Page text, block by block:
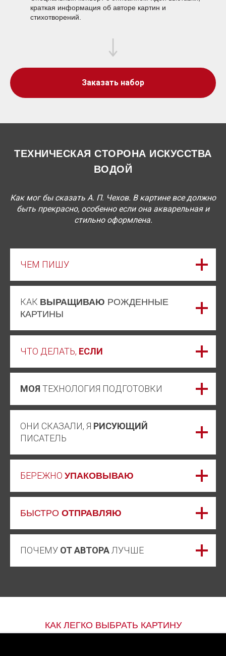
краткая информация об авторе картин и
стихотворений.
Заказать набор
ТЕХНИЧЕСКАЯ СТОРОНА ИСКУССТВА
ВОДОЙ
Как мог бы сказать А. П. Чехов. В картине все должно
быть прекрасно, особенно если она акварельная и
стильно оформлена.
ЧЕМ ПИШУ
КАК ВЫРАЩИВАЮ РОЖДЕННЫЕ
КАРТИНЫ
ЧТО ДЕЛАТЬ, ЕСЛИ
МОЯ ТЕХНОЛОГИЯ ПОДГОТОВКИ
ОНИ СКАЗАЛИ, Я РИСУЮЩИЙ
ПИСАТЕЛЬ
БЕРЕЖНО УПАКОВЫВАЮ
БЫСТРО ОТПРАВЛЯЮ
ПОЧЕМУ ОТ АВТОРА ЛУЧШЕ
КАК ЛЕГКО ВЫБРАТЬ КАРТИНУ